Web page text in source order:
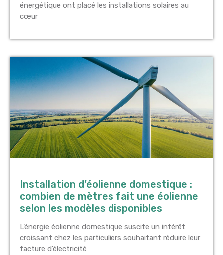
énergétique ont placé les installations solaires au
cœur
Installation d’éolienne domestique :
combien de mètres fait une éolienne
selon les modèles disponibles
L’énergie éolienne domestique suscite un intérêt
croissant chez les particuliers souhaitant réduire leur
facture d’électricité